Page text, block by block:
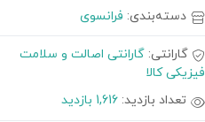
دسته‌بندی: فرانسوی
گارانتی: گارانتی اصالت و سلامت
فیزیکی کالا
تعداد بازدید: 1,616 بازدید